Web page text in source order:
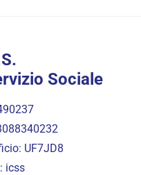
Sociale
UF7JD8
icss